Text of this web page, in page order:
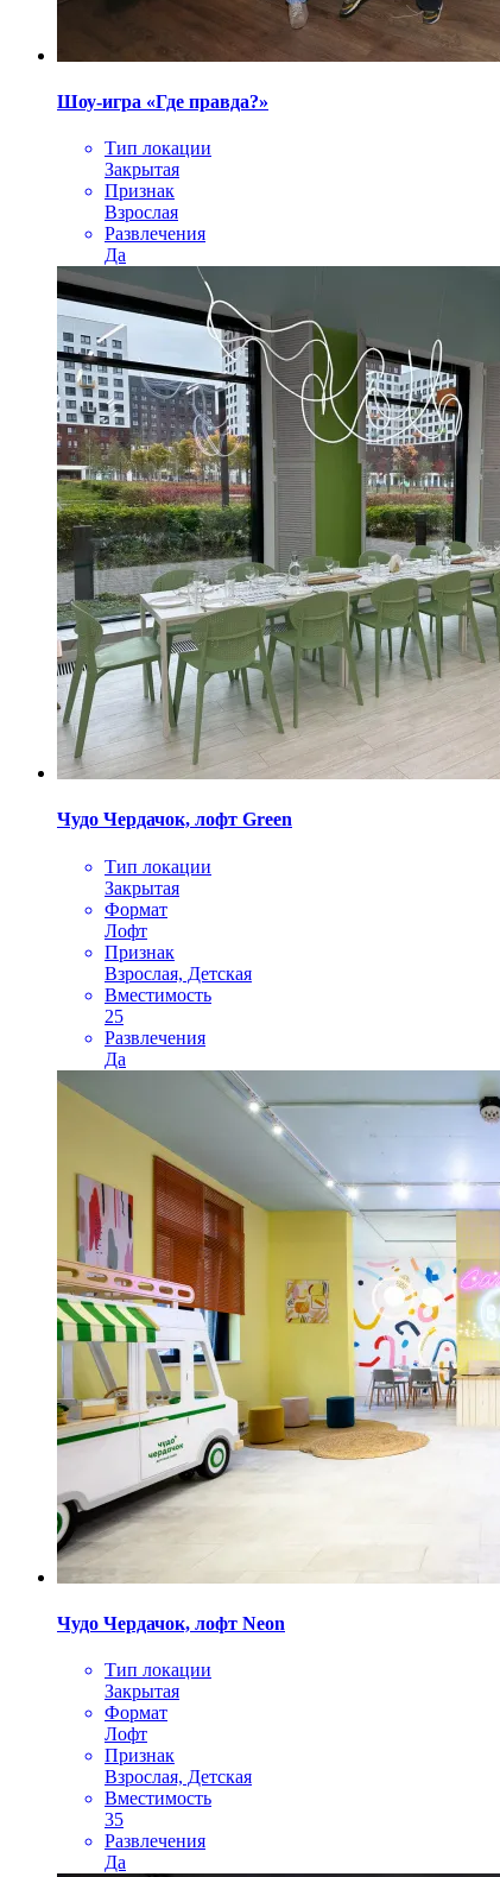
Шоу-игра «Где правда?»
Тип локации
Закрытая
Признак
Взрослая
Развлечения
Да
Чудо Чердачок, лофт Green
Тип локации
Закрытая
Формат
Лофт
Признак
Взрослая, Детская
Вместимость
25
Развлечения
Да
Чудо Чердачок, лофт Neon
Тип локации
Закрытая
Формат
Лофт
Признак
Взрослая, Детская
Вместимость
35
Развлечения
Да